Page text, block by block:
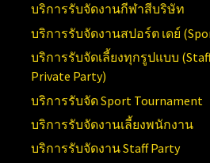
บริการรับจัดงานกีฬาสีบริษัท
บริการรับจัดงานสปอร์ต เดย์ (
บริการรับจัดเลี้ยงทุกรูปแบบ (
Private Party)
บริการรับจัดSport Tournament
บริการรับจัดงานเลี้ยงพนักงาน
บริการรับจัดงานStaff Party